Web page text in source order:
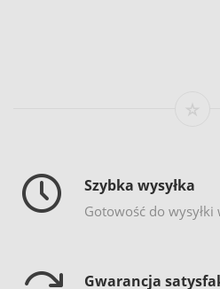
Szybka wysyłka
Gotowość do
Gwarancja